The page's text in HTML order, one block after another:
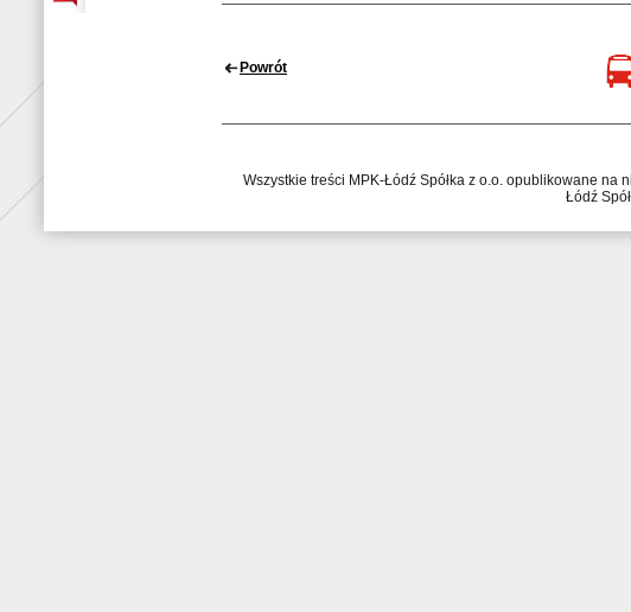
Powrót
Wszystkie treści MPK-Łódź Spółka z o.o. opublikowane
Łódź